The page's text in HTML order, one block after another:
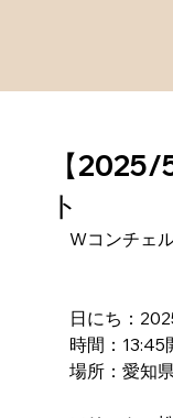
【
ト
Wコンチェ
日にち：
時間：13:45
場所：愛知